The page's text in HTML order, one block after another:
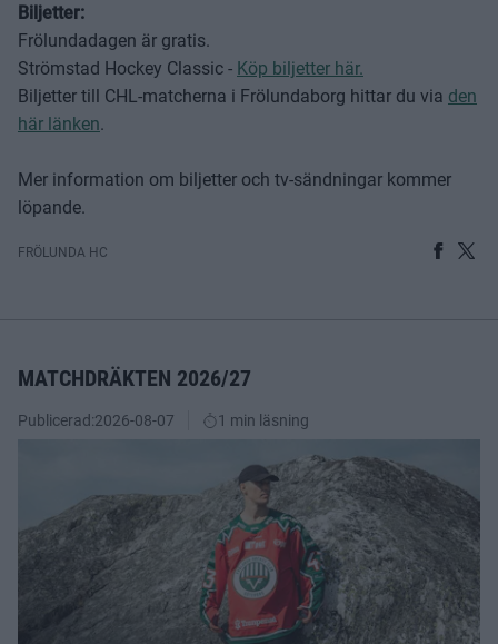
Biljetter:
Frölundadagen är gratis.
Strömstad Hockey Classic - Köp biljetter här.
Biljetter till CHL-matcherna i Frölundaborg hittar du via den
här länken.
Mer information om biljetter och tv-sändningar kommer
löpande.
FRÖLUNDA HC
MATCHDRÄKTEN 2026/27
Publicerad:2026-08-07 1 min läsning